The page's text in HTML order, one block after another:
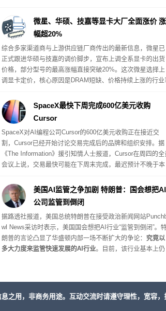
微星、华硕、技嘉等显卡大厂全面涨价 涨
幅超20%
综合多家渠道商与上游供应链厂商传出的最新信息，微星已
正式跟进华硕与技嘉的调价脚步，宣布上调全系显卡的出货
价格，部分型号的最高涨幅直接突破20%。这次微星选择上
调显卡定价，核心原因是DRAM短缺、价格持续上涨的行业
经几乎没有内部消化的空间。
SpaceX最快下周完成600亿美元收购
Cursor
SpaceX对AI编程公司Cursor的600亿美元收购正在接近交
割，Cursor已经开始讨论交易完成后的品牌和组织安排。据
《The Information》援引知情人士报道，Cursor在周四的全
会议上说，交易最快可能在下周末完成，最迟预计不晚于本
件显示，双方已经签署换股并购协议，对Cursor的隐含估值
600亿美元，交易预计于第三季度完成。
美国AI监管之争加剧 特朗普：国会想把AI
公司监管到倒闭
据路透社报道，美国总统特朗普在接受政治新闻网站
wl News采访时表示，美国国会想把AI行业“监管到倒闭”。
朗普的言论凸显了华盛顿内部一场不断扩大的争论： 究竟以
多大力度来监管快速发展的AI行业。目前，该行业基本上仍
I模型的开发者提交模型进行独立安全审计。
之用，非商务用途。互动交流时请遵守理性，宽容，